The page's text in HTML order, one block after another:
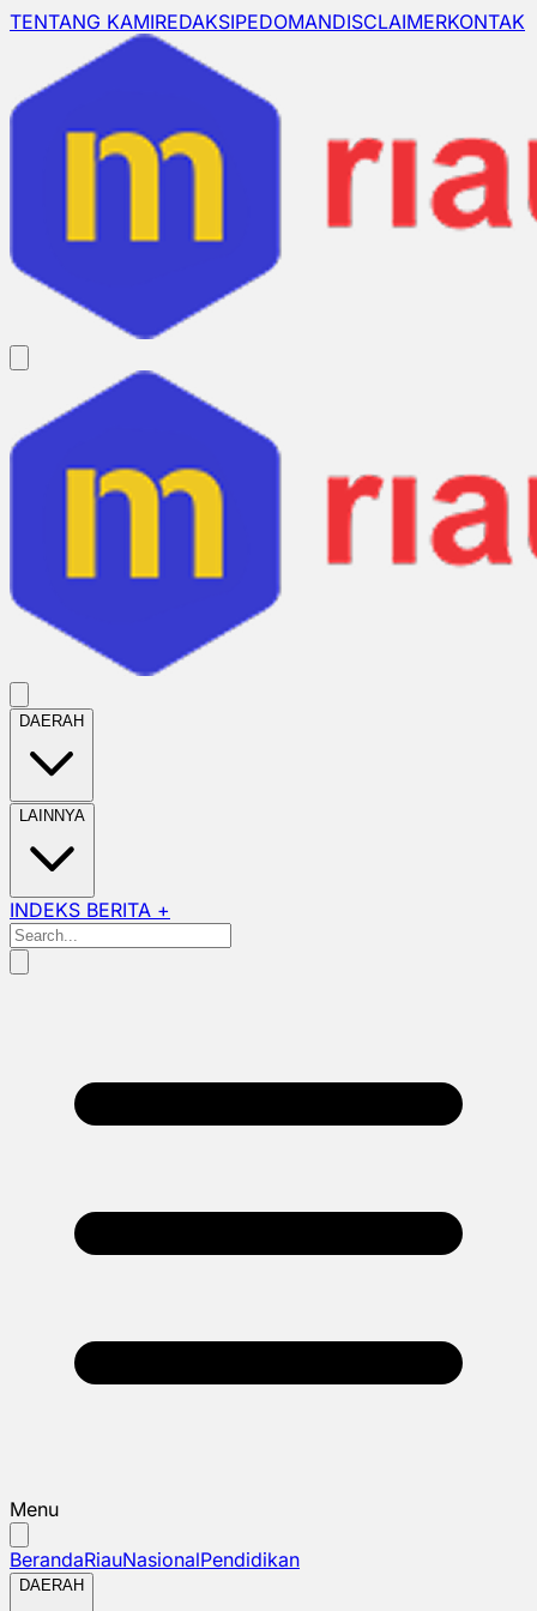
TENTANG KAMIREDAKSIPEDOMANDISCLAIMERKONTAK
DAERAH
LAINNYA
INDEKS BERITA +
Menu
BerandaRiauNasionalPendidikan
DAERAH